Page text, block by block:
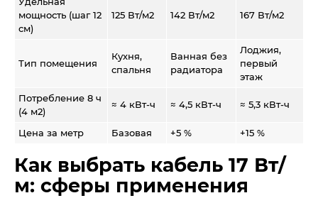
мощность (шаг 12
см)
125 Вт/м2 142 Вт/м2 167 Вт/м2
Тип помещения
Кухня,
спальня
Ванная без
радиатора
Лоджия,
первый
этаж
Потребление 8 ч
(4 м2)
≈ 4 кВт-ч ≈ 4,5 кВт-ч ≈ 5,3 кВт-ч
Цена за метр Базовая +5 % +15 %
Как выбрать кабель 17 Вт/
м: сферы применения